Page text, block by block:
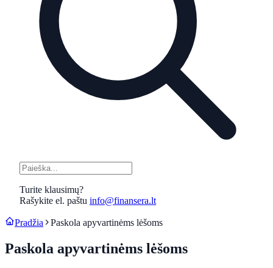
Turite klausimų?
Rašykite el. paštu info@finansera.lt
Pradžia Paskola apyvartinėms lėšoms
Paskola apyvartinėms lėšoms